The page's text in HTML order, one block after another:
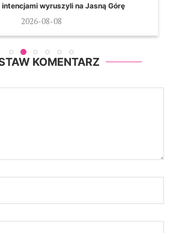
wyruszyli na Jasną Górę
2026-08-08
KOMENTARZ